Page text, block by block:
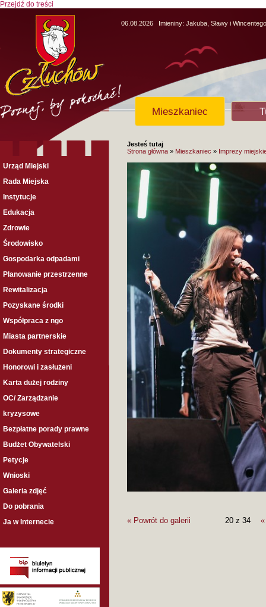
Przejdź do treści
06.08.2026 Imieniny: Jakuba, Sławy i Wincentego
Mieszkaniec
Urząd Miejski
Rada Miejska
Instytucje
Edukacja
Zdrowie
Środowisko
Gospodarka odpadami
Planowanie przestrzenne
Rewitalizacja
Pozyskane środki
Współpraca z ngo
Miasta partnerskie
Dokumenty strategiczne
Honorowi i zasłużeni
Karta dużej rodziny
OC/ Zarządzanie
kryzysowe
Bezpłatne porady prawne
Budżet Obywatelski
Petycje
Wnioski
Galeria zdjęć
Do pobrania
Ja w Internecie
Jesteś tutaj
Strona główna » Mieszkaniec » Imprezy
« Powrót do galerii 20 z 34